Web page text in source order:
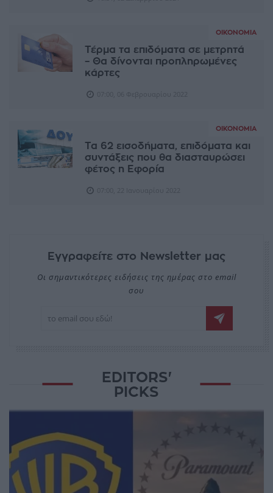
ΟΙΚΟΝΟΜΊΑ
Τέρμα τα επιδόματα σε μετρητά
– Θα δίνονται προπληρωμένες
κάρτες
ΟΙΚΟΝΟΜΊΑ
Τα 62 εισοδήματα, επιδόματα και
συντάξεις που θα διασταυρώσει
φέτος η Εφορία
Εγγραφείτε στο Newsletter μας
Οι σημαντικότερες ειδήσεις της ημέρας στο email
σου
EDITORS'
PICKS